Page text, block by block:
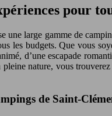
pour
une large gamme de
les budgets. Que vous
d’une escapade
pleine nature, vous
de Saint-